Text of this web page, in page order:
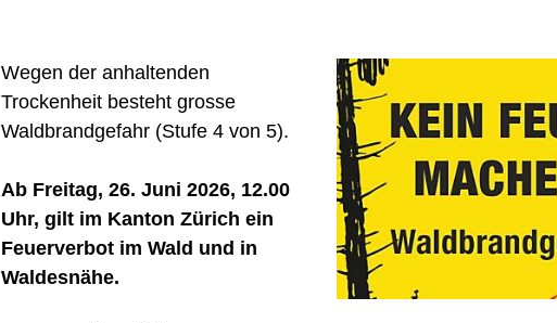
Wegen der anhaltenden
Trockenheit besteht grosse
Waldbrandgefahr (Stufe 4 von 5).
Ab Freitag, 26. Juni 2026, 12.00
Uhr, gilt im Kanton Zürich ein
Feuerverbot im Wald und in
Waldesnähe.